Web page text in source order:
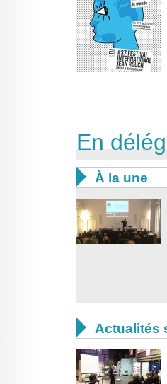
En
 À la une
 Actualités